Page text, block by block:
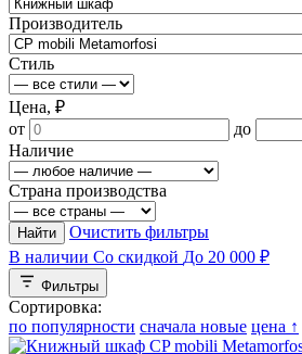
Производитель
Стиль
Цена, ₽
от
до
Наличие
Страна производства
Найти
Очистить фильтры
В наличии Со скидкой До 20 000 ₽
Фильтры
Сортировка:
по популярности сначала новые цена ↑